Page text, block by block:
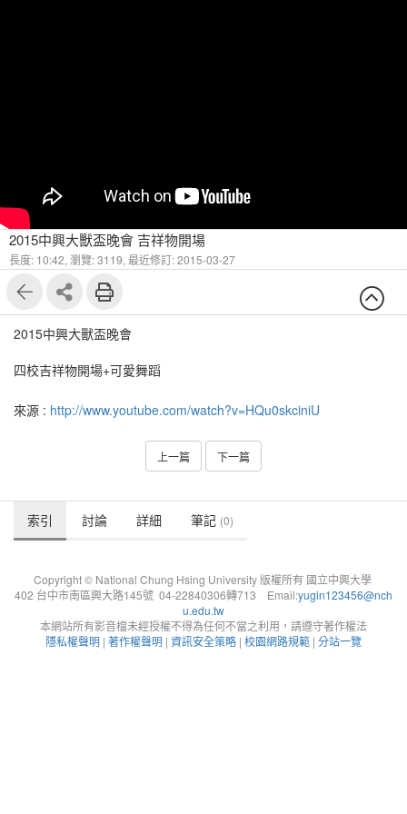
2015中興大獸盃晚會 吉祥物開場
長度: 10:42, 瀏覽: 3119, 最近修訂: 2015-03-27
2015中興大獸盃晚會
四校吉祥物開場+可愛舞蹈
來源 : http://www.youtube.com/watch?v=HQu0skciniU
上一篇 下一篇
索引 討論 詳細 筆記 (0)
Copyright © National Chung Hsing University 版權所有 國立中興大學
402 台中市南區興大路145號 04-22840306轉713 Email:yugin123456@nch
u.edu.tw
本網站所有影音檔未經授權不得為任何不當之利用，請遵守著作權法
隱私權聲明 | 著作權聲明 | 資訊安全策略 | 校園網路規範 | 分站一覽